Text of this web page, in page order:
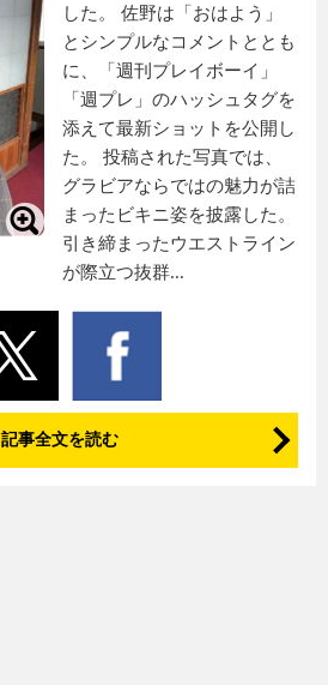
した。 佐野は「おはよう」
とシンプルなコメントととも
に、「週刊プレイボーイ」
「週プレ」のハッシュタグを
添えて最新ショットを公開し
た。 投稿された写真では、
グラビアならではの魅力が詰
まったビキニ姿を披露した。
引き締まったウエストライン
が際立つ抜群...
記事全文を読む